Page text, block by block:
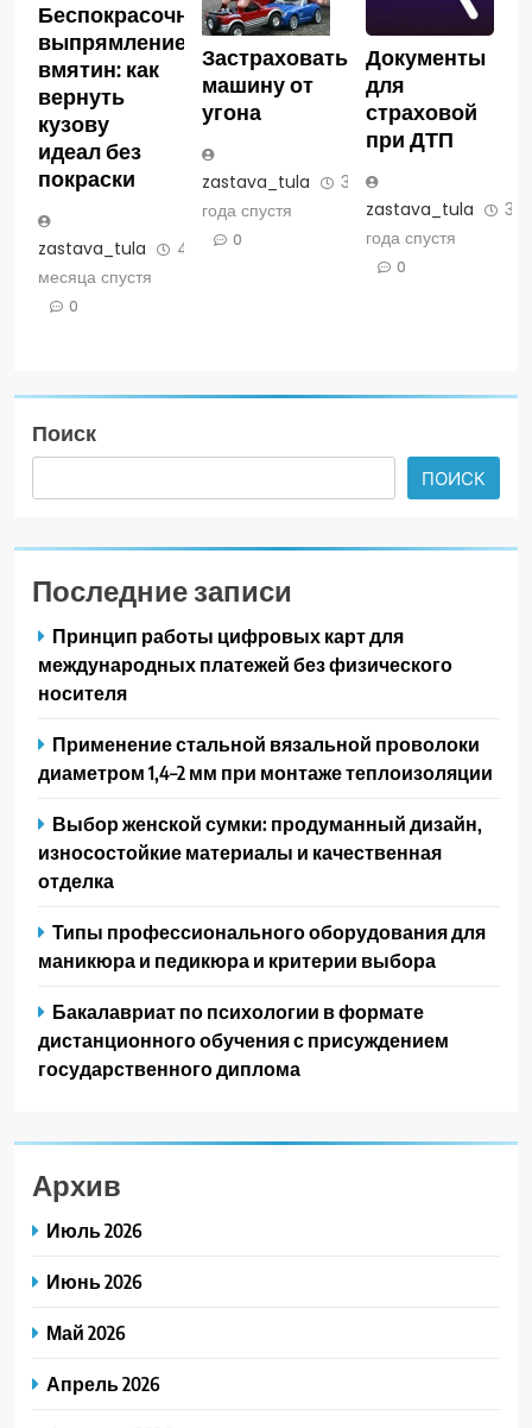
Беспокрасочное
выпрямление
вмятин: как
вернуть
кузову
идеал без
покраски
zastava_tula
4
месяца спустя
0
Застраховать
машину от
угона
zastava_tula
3
года спустя
0
Документы
для
страховой
при ДТП
zastava_tula
3
года спустя
0
Поиск
ПОИСК
Последние записи
Принцип работы цифровых карт для
международных платежей без физического
носителя
Применение стальной вязальной проволоки
диаметром 1,4–2 мм при монтаже теплоизоляции
Выбор женской сумки: продуманный дизайн,
износостойкие материалы и качественная
отделка
Типы профессионального оборудования для
маникюра и педикюра и критерии выбора
Бакалавриат по психологии в формате
дистанционного обучения с присуждением
государственного диплома
Архив
Июль 2026
Июнь 2026
Май 2026
Апрель 2026